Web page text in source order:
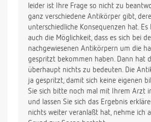
leider ist Ihre Frage so nicht zu
ganz verschiedene Antikörper gibt,
unterschiedliche Konsequenzen hat.
auch die Möglichkeit, dass es sich bei
nachgewiesenen Antikörpern um die
gespritzt bekommen haben. Dann hat
überhaupt nichts zu bedeuten. Die
ja gespritzt, damit sich keine eigenen
Sie sich bitte noch mal mit Ihrem Arzt
und lassen Sie sich das Ergebnis
nichts weiter veranlaßt hat, nehme ich